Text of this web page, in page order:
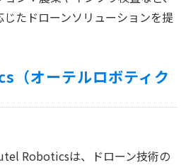
たドローンソリューションを提
オーテルロボティク
Roboticsは、ドローン技術の